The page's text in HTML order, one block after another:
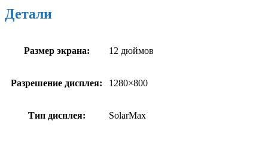
Детали
Размер экрана: 12 дюймов
Разрешение дисплея: 1280×800
Тип дисплея: SolarMax